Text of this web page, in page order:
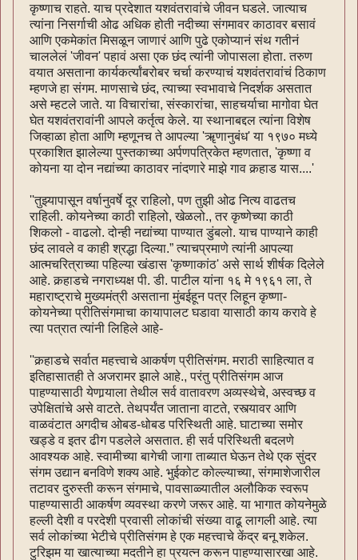
कृष्णाच राहते. याच प्रदेशात यशवंतरावांचे जीवन घडले. जात्याच
त्यांना निसर्गाची ओढ अधिक होती नदीच्या संगमावर काठावर बसावं
आणि एकमेकांत मिसळून जाणारं आणि पुढे एकोप्यानं संथ गतीनं
चाललेलं 'जीवन' पहावं असा एक छंद त्यांनी जोपासला होता. तरुण
वयात असताना कार्यकर्त्यांबरोबर चर्चा करण्याचं यशवंतरावांचं ठिकाण
म्हणजे हा संगम. माणसाचे छंद, त्याच्या स्वभावाचे निदर्शक असतात
असे म्हटले जाते. या विचारांचा, संस्कारांचा, साहचर्याचा मागोवा घेत
घेत यशवंतरावांनी आपले कर्तृत्व केले. या स्थानाबद्दल त्यांना विशेष
जिव्हाळा होता आणि म्हणूनच ते आपल्या 'ॠणानुबंध' या १९७० मध्ये
प्रकाशित झालेल्या पुस्तकाच्या अर्पणपत्रिकेत म्हणतात, 'कृष्णा व
कोयना या दोन नद्यांच्या काठावर नांदणारे माझे गाव कर्‍हाड यास....'
''तुझ्यापासून वर्षानुवर्षे दूर राहिलो, पण तुझी ओढ नित्य वाढतच
राहिली. कोयनेच्या काठी राहिलो, खेळलो., तर कृष्णेच्या काठी
शिकलो - वाढलो. दोन्ही नद्यांच्या पाण्यात डुंबलो. याच पाण्याने काही
छंद लावले व काही श्रद्धा दिल्या.” त्याचप्रमाणे त्यांनी आपल्या
आत्मचरित्राच्या पहिल्या खंडास 'कृष्णाकांठ' असे सार्थ शीर्षक दिलेले
आहे. कर्‍हाडचे नगराध्यक्ष पी. डी. पाटील यांना १६ मे १९६१ ला, ते
महाराष्ट्राचे मुख्यमंत्री असताना मुंबईहून पत्र लिहून कृष्णा-
कोयनेच्या प्रीतिसंगमाचा कायापालट घडावा यासाठी काय करावे हे
त्या पत्रात त्यांनी लिहिले आहे-
''कर्‍हाडचे सर्वात महत्त्वाचे आकर्षण प्रीतिसंगम. मराठी साहित्यात व
इतिहासातही ते अजरामर झाले आहे., परंतु प्रीतिसंगम आज
पाहण्यासाठी येणार्‍याला तेथील सर्व वातावरण अव्यस्थेचे, अस्वच्छ व
उपेक्षितांचे असे वाटते. तेथपर्यंत जाताना वाटते, रस्त्यावर आणि
वाळवंटात अगदीच ओबड-धोबड परिस्थिती आहे. घाटाच्या समोर
खड्डे व इतर ढीग पडलेले असतात. ही सर्व परिस्थिती बदलणे
आवश्यक आहे. स्वामीच्या बागेची जागा ताब्यात घेऊन तेथे एक सुंदर
संगम उद्यान बनविणे शक्य आहे. भुईकोट कोल्ल्याच्या, संगमाशेजारील
तटावर दुरुस्ती करून संगमाचे, पावसाळ्यातील अलौकिक स्वरूप
पाहण्यासाठी आकर्षण व्यवस्था करणे जरूर आहे. या भागात कोयनेमुळे
हल्ली देशी व परदेशी प्रवासी लोकांची संख्या वाढू लागली आहे. त्या
सर्व लोकांच्या भेटीचे प्रीतिसंगम हे एक महत्त्वाचे केंद्र बनू शकेल.
टुरिझम या खात्याच्या मदतीने हा प्रयत्‍न करून पाहण्यासारखा आहे.